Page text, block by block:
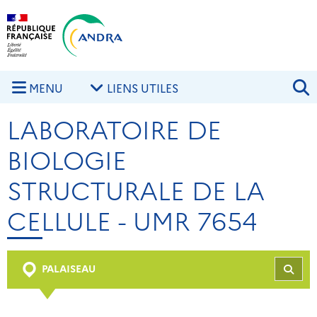
Aller au contenu principal
MENU LIENS UTILES
LABORATOIRE DE
BIOLOGIE
STRUCTURALE DE LA
CELLULE - UMR 7654
PALAISEAU